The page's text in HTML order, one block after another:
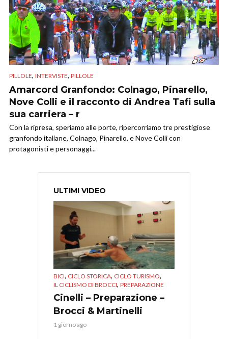
PILLOLE, INTERVISTE, PILLOLE
Amarcord Granfondo: Colnago, Pinarello,
Nove Colli e il racconto di Andrea Tafi sulla
sua carriera – r
Con la ripresa, speriamo alle porte, ripercorriamo tre prestigiose
granfondo italiane, Colnago, Pinarello, e Nove Colli con
protagonisti e personaggi...
ULTIMI VIDEO
BICI, CICLO STORICA, CICLO TURISMO,
IL CICLISMO DI BROCCI, PREPARAZIONE
Cinelli – Preparazione –
Brocci & Martinelli
1 giorno ago